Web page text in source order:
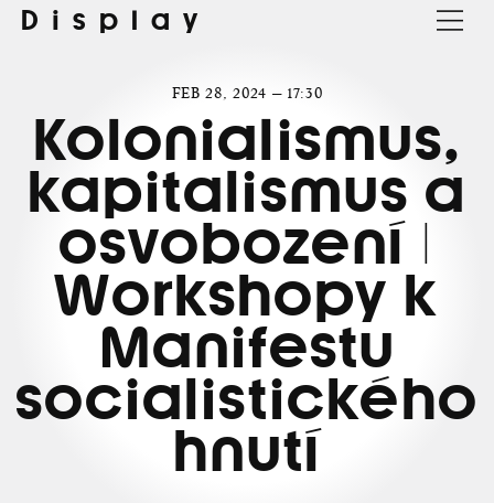
Display
FEB 28, 2024 — 17:30
Kolonialismus,
kapitalismus a
osvobození |
Workshopy k
Manifestu
socialistického
hnutí